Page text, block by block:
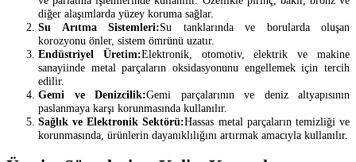
diğer alaşımlarda yüzey koruma sağlar.
Su Arıtma Sistemleri:Su tanklarında ve borularda oluşan
korozyonu önler, sistem ömrünü uzatır.
Endüstriyel Üretim:Elektronik, otomotiv, elektrik ve makine
sanayiinde metal parçaların oksidasyonunu engellemek için tercih
edilir.
Gemi ve Denizcilik:Gemi parçalarının ve deniz altyapısının
paslanmaya karşı korunmasında kullanılır.
Sağlık ve Elektronik Sektörü:Hassas metal parçaların temizliği ve
korunmasında, ürünlerin dayanıklılığını artırmak amacıyla kullanılır.